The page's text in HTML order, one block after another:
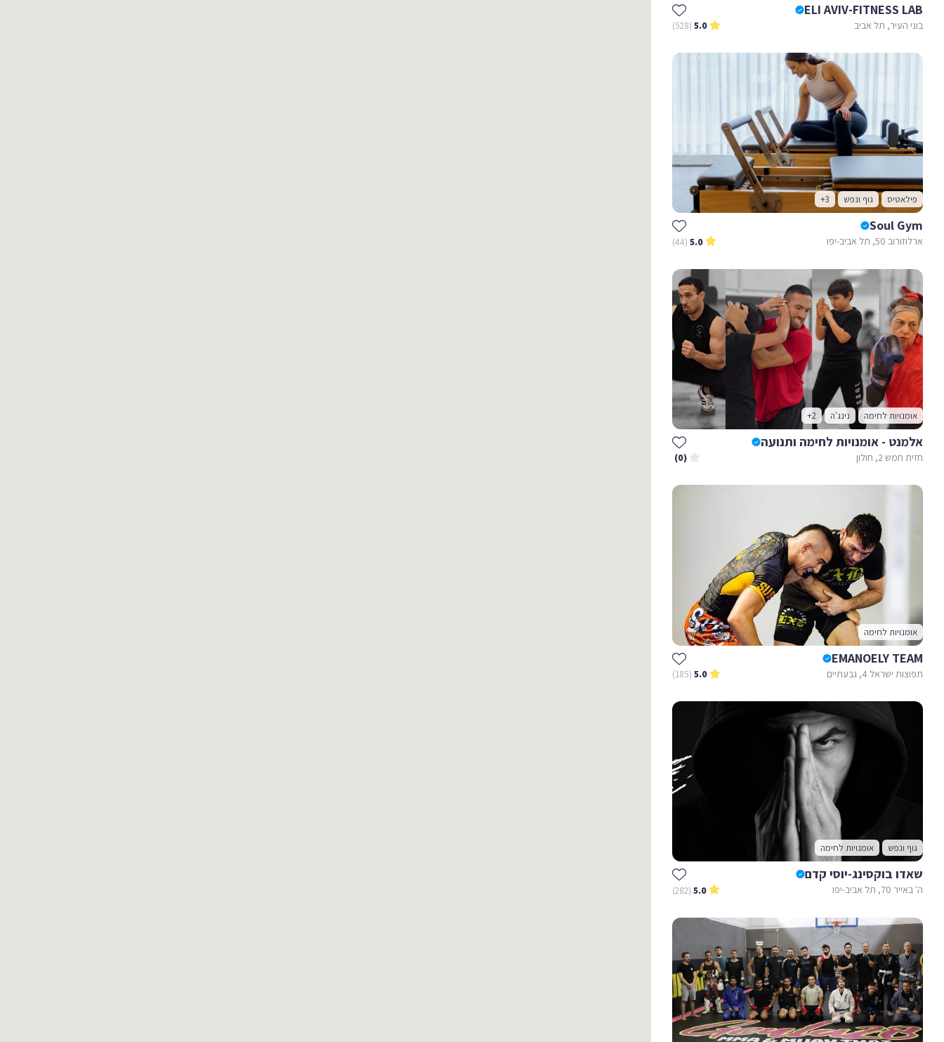
ELI AVIV-FITNESS LAB
בוני העיר, תל אביב 5.0
(528)
פילאטיס גוף ונפש +3
Soul Gym
ארלוזורוב 50, תל אביב-יפו 5.0
(44)
אומנויות לחימה נינג'ה +2
אלמנט - אומנויות לחימה ותנועה
חזית חמש 2, חולון (0)
אומנויות לחימה
EMANOELY TEAM
תפוצות ישראל 4, גבעתיים 5.0
(185)
גוף ונפש אומנויות לחימה
שאדו בוקסינג-יוסי קדם
ה' באייר 70, תל אביב-יפו 5.0
(282)